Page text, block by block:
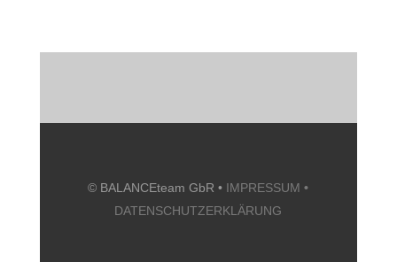
© BALANCEteam GbR • IMPRESSUM•
DATENSCHUTZERKLÄRUNG